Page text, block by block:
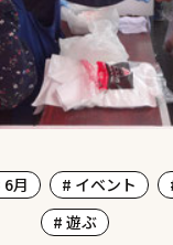
6月 # イベント
# 遊ぶ